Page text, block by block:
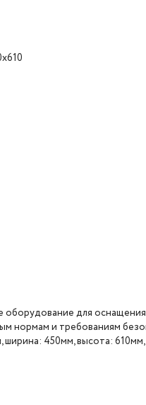
для
нормам и требованиям
450мм, высота: